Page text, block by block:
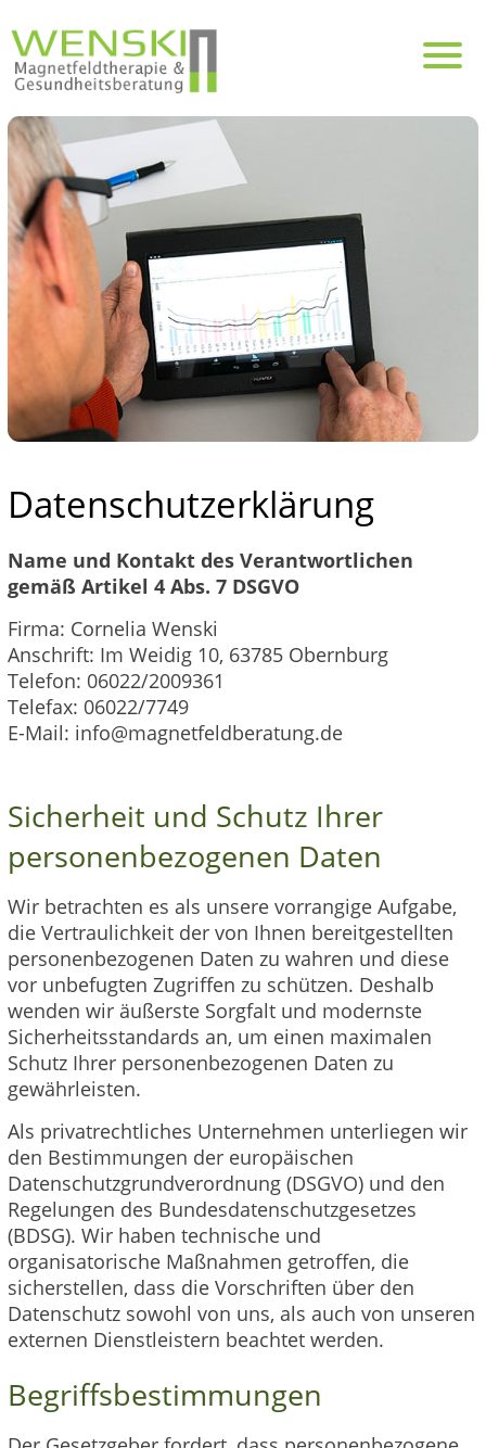
Datenschutzerklärung
Name und Kontakt des Verantwortlichen
gemäß Artikel 4 Abs. 7 DSGVO
Firma: Cornelia Wenski
Anschrift: Im Weidig 10, 63785 Obernburg
Telefon: 06022/2009361
Telefax: 06022/7749
E-Mail: info@magnetfeldberatung.de
Sicherheit und Schutz Ihrer
personenbezogenen Daten
Wir betrachten es als unsere vorrangige Aufgabe,
die Vertraulichkeit der von Ihnen bereitgestellten
personenbezogenen Daten zu wahren und diese
vor unbefugten Zugriffen zu schützen. Deshalb
wenden wir äußerste Sorgfalt und modernste
Sicherheitsstandards an, um einen maximalen
Schutz Ihrer personenbezogenen Daten zu
gewährleisten.
Als privatrechtliches Unternehmen unterliegen wir
den Bestimmungen der europäischen
Datenschutzgrundverordnung (DSGVO) und den
Regelungen des Bundesdatenschutzgesetzes
(BDSG). Wir haben technische und
organisatorische Maßnahmen getroffen, die
sicherstellen, dass die Vorschriften über den
Datenschutz sowohl von uns, als auch von unseren
externen Dienstleistern beachtet werden.
Begriffsbestimmungen